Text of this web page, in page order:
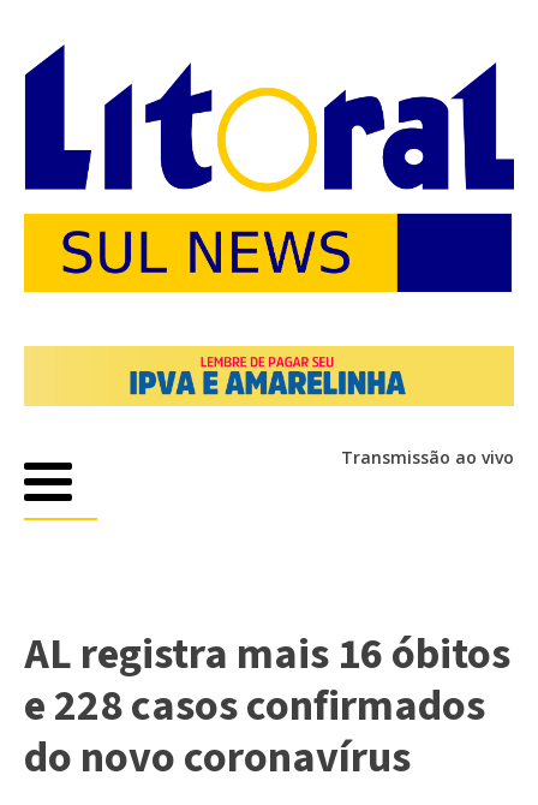
Transmissão ao vivo
AL registra mais 16 óbitos
e 228 casos confirmados
do novo coronavírus